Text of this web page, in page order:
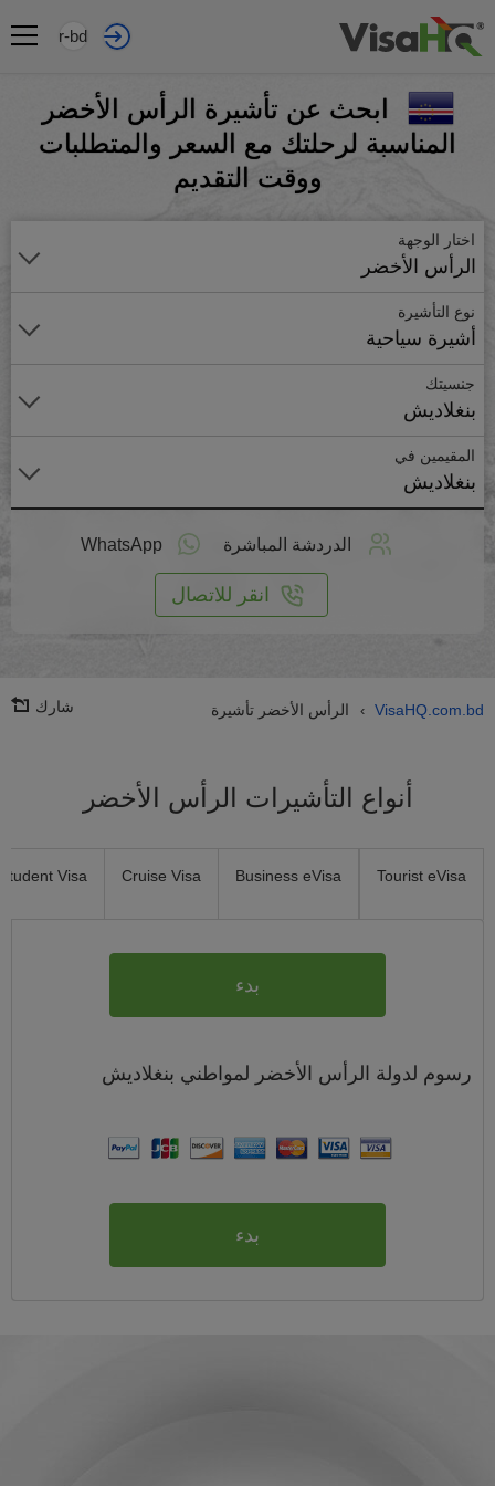
ar-bd
ابحث عن تأشيرة الرأس الأخضر
المناسبة لرحلتك مع السعر والمتطلبات
ووقت التقديم
اختار الوجهة
الرأس الأخضر
نوع التأشيرة
أشيرة سياحية
جنسيتك
بنغلاديش
المقيمين في
بنغلاديش
الدردشة المباشرة WhatsApp
انقر للاتصال
VisaHQ.com.bd
› الرأس الأخضر تأشيرة شارك
أنواع التأشيرات الرأس الأخضر
Tourist eVisa
Business eVisa
Cruise Visa
Student Visa
بدء
رسوم لدولة الرأس الأخضر لمواطني بنغلاديش
بدء